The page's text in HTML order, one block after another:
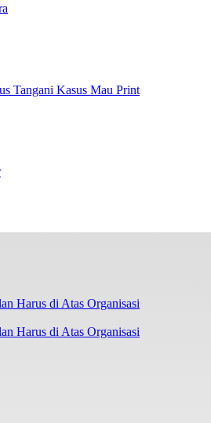
Tangani Kasus Mau Print
Harus di Atas Organisasi